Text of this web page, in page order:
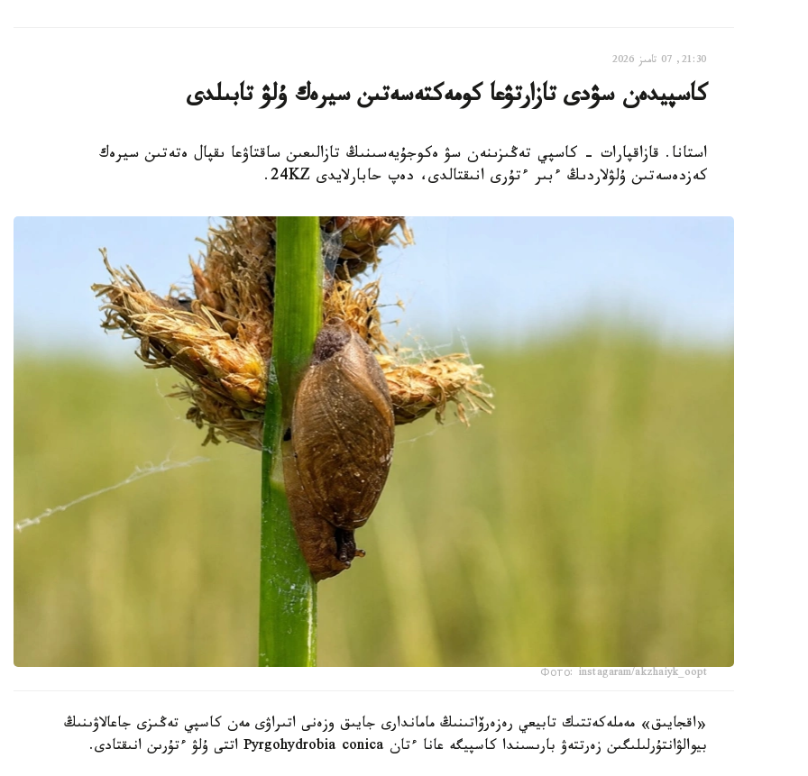
21:30, 07 تامىز 2026
كاسپيدەن سۋدى تازارتۋعا كومەكتەسەتىن سيرەك ۇلۋ تابىلدى
استانا. قازاقپارات - كاسپي تەڭىزىنەن سۋ ەكوجۇيەسىنىڭ تازالىعىن ساقتاۋعا ىقپال ەتەتىن سيرەك
كەزدەسەتىن ۇلۋلاردىڭ ءبىر ءتۇرى انىقتالدى، دەپ حابارلايدى 24KZ.
Фото: instagaram/akzhaiyk_oopt
«اقجايىق» مەملەكەتتىك تابيعي رەزەرۆاتىنىڭ ماماندارى جايىق وزەنى اتىراۋى مەن كاسپي تەڭىزى جاعالاۋىنىڭ
بيوالۋانتۇرلىلىگىن زەرتتەۋ بارىسىندا كاسپيگە عانا ءتان Pyrgohydrobia conica اتتى ۇلۋ ءتۇرىن انىقتادى.